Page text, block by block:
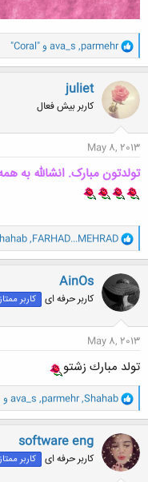
و
ا
ک
ن
ش
ه
ا
parmehr
,
ava_s و "Coral"
juliet
کاربر بیش فعال
May 8, 2013
تولدتون مبارک. انشالله به
و
ا
ک
ن
ش
ه
ا
FARHAD...MEHRAD
,
AinOs
کاربر حرفه ای کاربر ممتاز
May 8, 2013
تولد مبارك زشتو
و
ا
ک
ن
ش
ه
ا
Shahab
,
parmehr
,
ava_s و 2 کاربر دیگر
software eng
کاربر حرفه ای کاربر ممتاز